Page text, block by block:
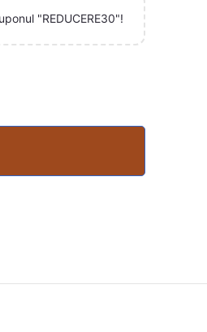
"REDUCERE30"!